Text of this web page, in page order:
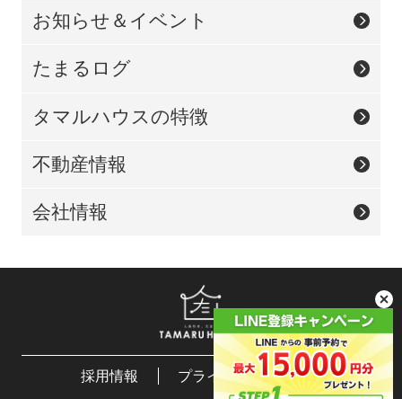
お知らせ＆イベント
たまるログ
タマルハウスの特徴
不動産情報
会社情報
採用情報 プライバシーポリシー